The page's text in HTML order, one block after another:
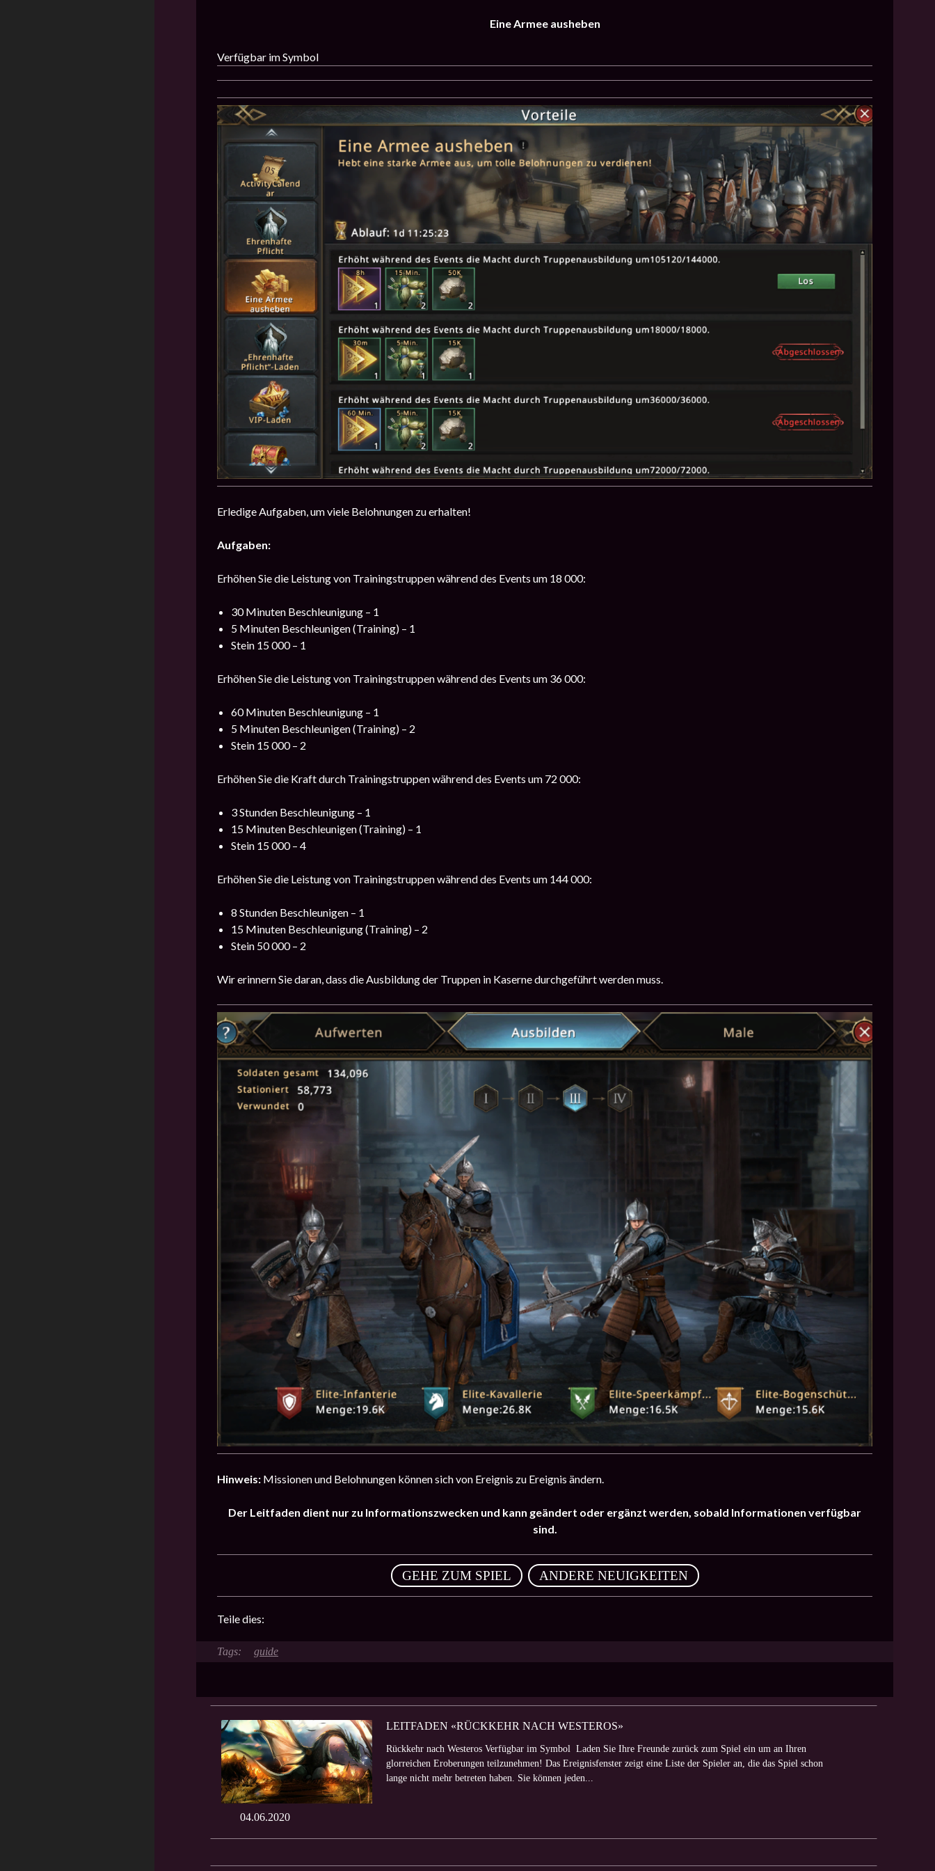
Eine Armee ausheben
Verfügbar im Symbol
Erledige Aufgaben, um viele Belohnungen zu erhalten!
Aufgaben:
Erhöhen Sie die Leistung von Trainingstruppen während des Events um 18 000:
30 Minuten Beschleunigung – 1
5 Minuten Beschleunigen (Training) – 1
Stein 15 000 – 1
Erhöhen Sie die Leistung von Trainingstruppen während des Events um 36 000:
60 Minuten Beschleunigung – 1
5 Minuten Beschleunigen (Training) – 2
Stein 15 000 – 2
Erhöhen Sie die Kraft durch Trainingstruppen während des Events um 72 000:
3 Stunden Beschleunigung – 1
15 Minuten Beschleunigen (Training) – 1
Stein 15 000 – 4
Erhöhen Sie die Leistung von Trainingstruppen während des Events um 144 000:
8 Stunden Beschleunigen – 1
15 Minuten Beschleunigung (Training) – 2
Stein 50 000 – 2
Wir erinnern Sie daran, dass die Ausbildung der Truppen in Kaserne durchgeführt werden muss.
Hinweis: Missionen und Belohnungen können sich von Ereignis zu Ereignis ändern.
Der Leitfaden dient nur zu Informationszwecken und kann geändert oder ergänzt werden, sobald Informationen verfügbar
sind.
GEHE ZUM SPIEL , ANDERE NEUIGKEITEN
Teile dies:
guide
04.06.2020
LEITFADEN «RÜCKKEHR NACH WESTEROS»
Rückkehr nach Westeros Verfügbar im Symbol Laden Sie Ihre Freunde zurück zum Spiel ein um an Ihren
glorreichen Eroberungen teilzunehmen! Das Ereignisfenster zeigt eine Liste der Spieler an, die das Spiel schon
lange nicht mehr betreten haben. Sie können jeden...